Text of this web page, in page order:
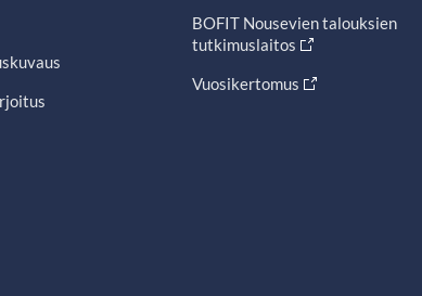
BOFIT Nousevien talouksien
tutkimuslaitos
Vuosikertomus